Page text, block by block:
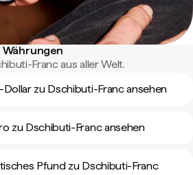
Währungen
Franc aus aller Welt.
zu Dschibuti-Franc ansehen
zu Dschibuti-Franc ansehen
Pfund zu Dschibuti-Franc